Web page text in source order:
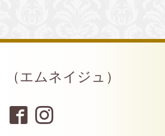
エムネイジュ）